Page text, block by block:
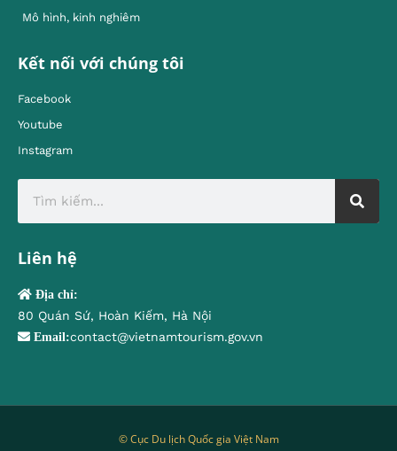
Mô hình, kinh nghiêm
Kết nối với chúng tôi
Facebook
Youtube
Instagram
Liên hệ
Địa chỉ:
80 Quán Sứ, Hoàn Kiếm, Hà Nội
Email:contact@vietnamtourism.gov.vn
© Cục Du lịch Quốc gia Việt Nam